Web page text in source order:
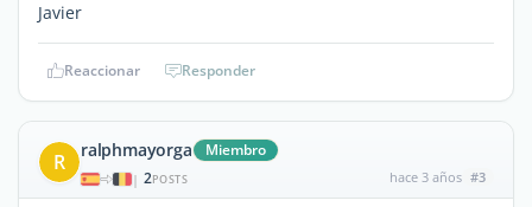
Javier
Reaccionar Responder
R ralphmayorga Miembro
| 2POSTS hace 3 años #3